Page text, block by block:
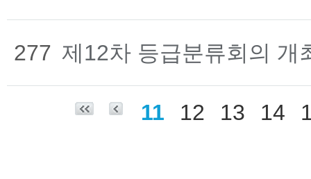
277 제12차 등급분류회의 개
11 12 13 14